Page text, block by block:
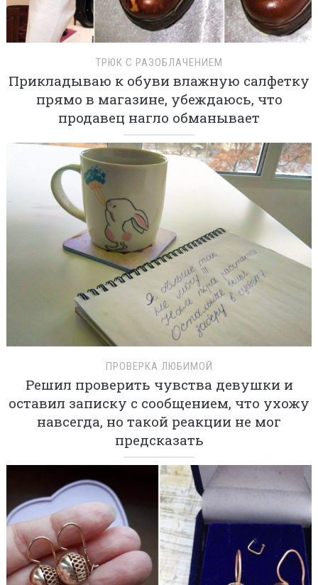
ТРЮК С РАЗОБЛАЧЕНИЕМ
Прикладываю к обуви влажную салфетку
прямо в магазине, убеждаюсь, что
продавец нагло обманывает
ПРОВЕРКА ЛЮБИМОЙ
Решил проверить чувства девушки и
оставил записку с сообщением, что ухожу
навсегда, но такой реакции не мог
предсказать